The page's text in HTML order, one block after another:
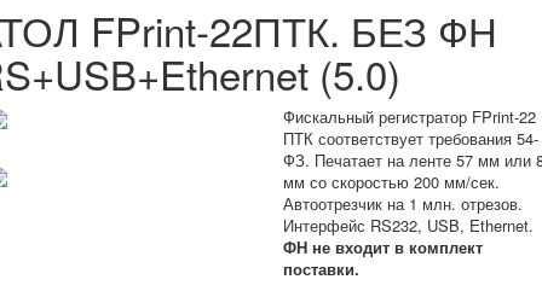
FPrint-22ПТК. БЕЗ ФН
(5.0)
Фискальный регистратор FPrint-22
ПТК соответствует требования 54-
ФЗ. Печатает на ленте 57 мм или
мм со скоростью 200 мм/сек.
Автоотрезчик на 1 млн. отрезов.
Интерфейс RS232, USB, Ethernet.
ФН не входит в комплект
поставки.